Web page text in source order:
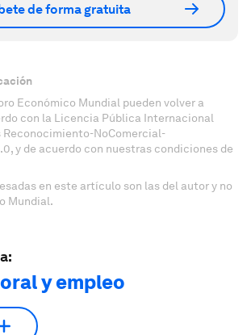
de forma gratuita
Económico Mundial pueden volver a
con la Licencia Pública Internacional
Reconocimiento-NoComercial-
y de acuerdo con nuestras condiciones de
en este artículo son las del autor y no
Mundial.
y empleo